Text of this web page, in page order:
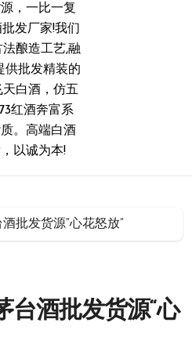
，一比一复
发厂家!我们
酿造工艺,融
供批发精装的
白酒，仿五
红酒奔富系
。高端白酒
以诚为本!
批发货源“心花怒放”
台酒批发货源“心